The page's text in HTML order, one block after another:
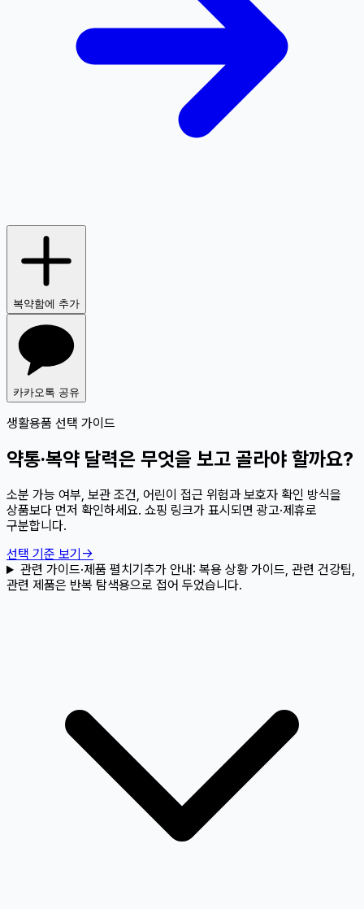
복약함에 추가
카카오톡 공유
생활용품 선택 가이드
약통·복약 달력은 무엇을 보고 골라야 할까요?
소분 가능 여부, 보관 조건, 어린이 접근 위험과 보호자 확인 방식을
상품보다 먼저 확인하세요. 쇼핑 링크가 표시되면 광고·제휴로
구분합니다.
선택 기준 보기 →
관련 가이드·제품 펼치기추가 안내: 복용 상황 가이드, 관련 건강팁,
관련 제품은 반복 탐색용으로 접어 두었습니다.